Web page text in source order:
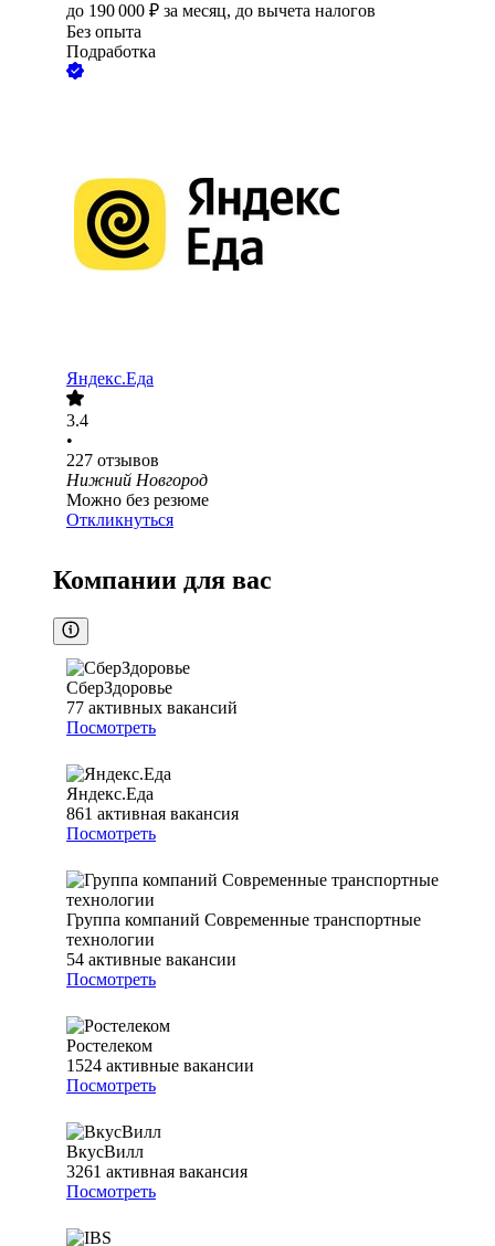
до 190 000 ₽ за месяц, до вычета налогов
Без опыта
Подработка
Яндекс.Еда
3.4
•
227 отзывов
Нижний Новгород
Можно без резюме
Откликнуться
Компании для вас
СберЗдоровье
77 активных вакансий
Посмотреть
Яндекс.Еда
861 активная вакансия
Посмотреть
Группа компаний Современные транспортные
технологии
54 активные вакансии
Посмотреть
Ростелеком
1524 активные вакансии
Посмотреть
ВкусВилл
3261 активная вакансия
Посмотреть